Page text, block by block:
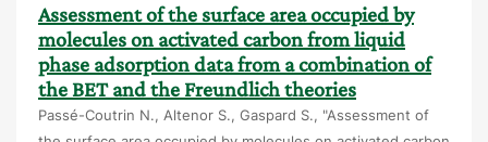
Assessment of the surface area occupied by
molecules on activated carbon from liquid
phase adsorption data from a combination of
the BET and the Freundlich theories
Passé-Coutrin N., Altenor S., Gaspard S., "Assessment of